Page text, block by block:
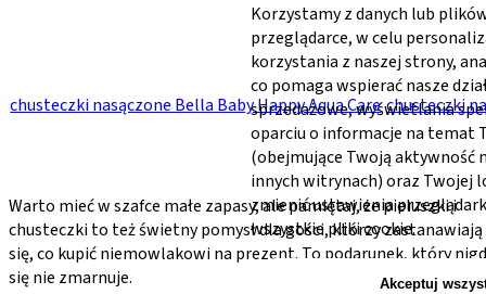
chusteczki nasączone Bella Baby Happy Aqua Care chusteczki
Warto mieć w szafce małe zapasy, ale pamiętaj, że pieluszki i
chusteczki to też świetny pomysł dla gości, którzy zastanawiają
się, co kupić niemowlakowi na prezent. To podarunek, który
się nie zmarnuje.
Korzystamy z danych lub
przeglądarce, w celu
korzystania z naszej strony,
co pomaga wspierać nasze
sprzedażowe, wyświetlania
oparciu o informacje na temat
(obejmujące Twoją aktywność
innych witrynach) oraz Twojej
zmienić ustawienia
wszystkie pliki cookie.
Akceptuj